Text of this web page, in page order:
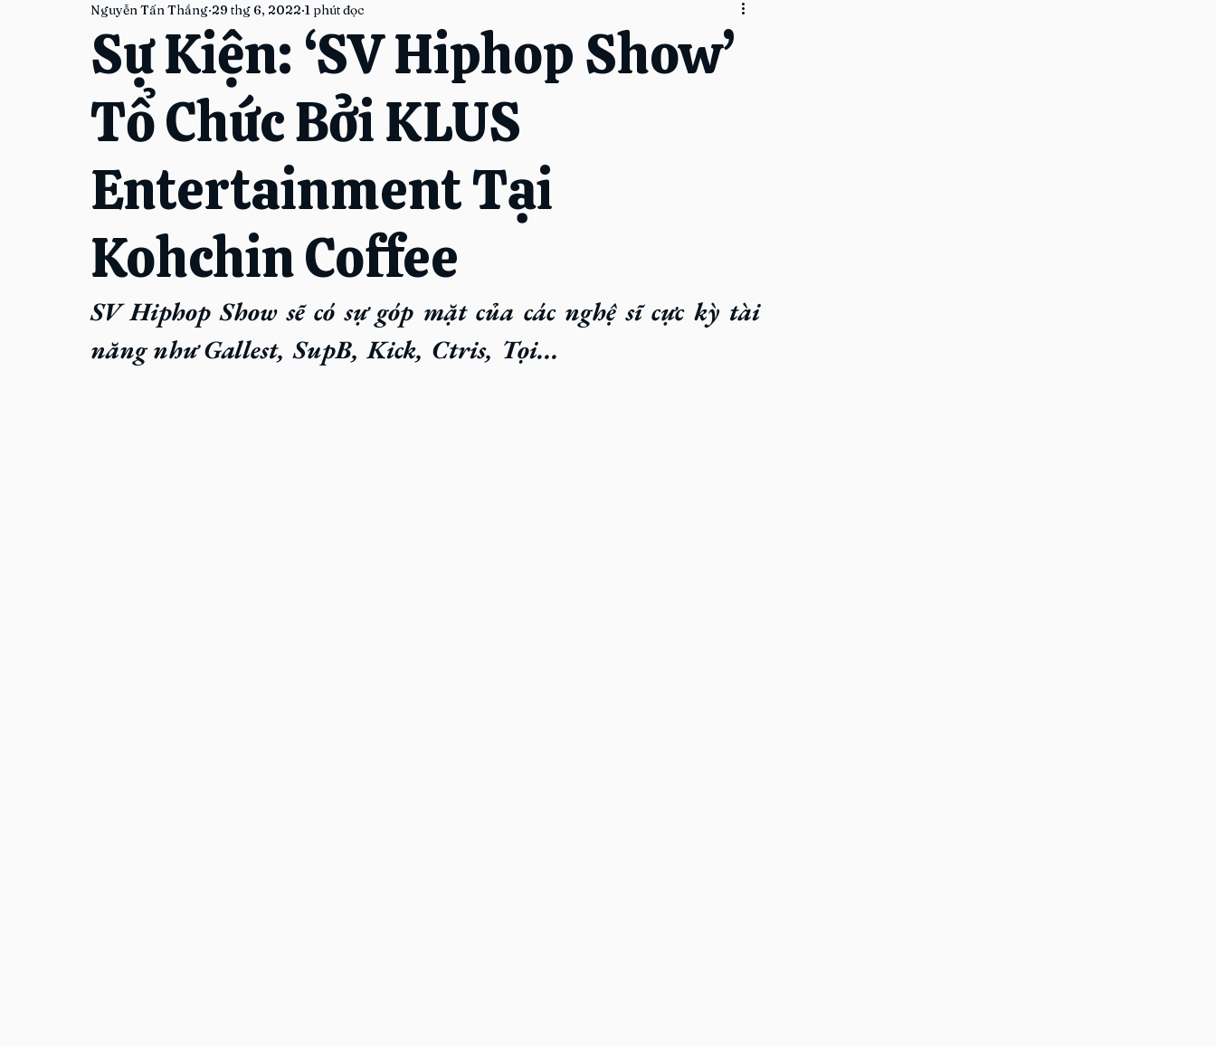
Sự Kiện: ‘SV Hiphop Show’
Tổ Chức Bởi KLUS
Entertainment Tại
Kohchin Coffee
Nguyễn Tấn Thắng 29 thg 6, 2022 1 phút đọc
SV Hiphop Show sẽ có sự góp mặt của các nghệ sĩ cực kỳ tài
năng như Gallest, SupB, Kick, Ctris, Tọi...